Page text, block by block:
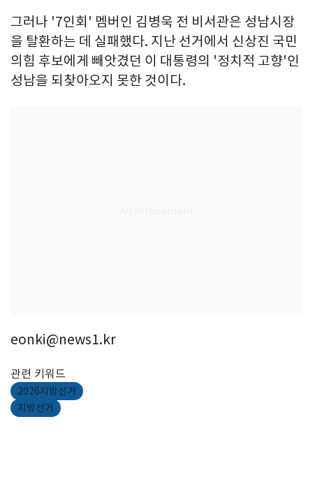
그러나 '7인회' 멤버인 김병욱 전 비서관은 성남시장
을 탈환하는 데 실패했다. 지난 선거에서 신상진 국민
의힘 후보에게 빼앗겼던 이 대통령의 '정치적 고향'인
성남을 되찾아오지 못한 것이다.
eonki@news1.kr
관련 키워드
2026지방선거
지방선거